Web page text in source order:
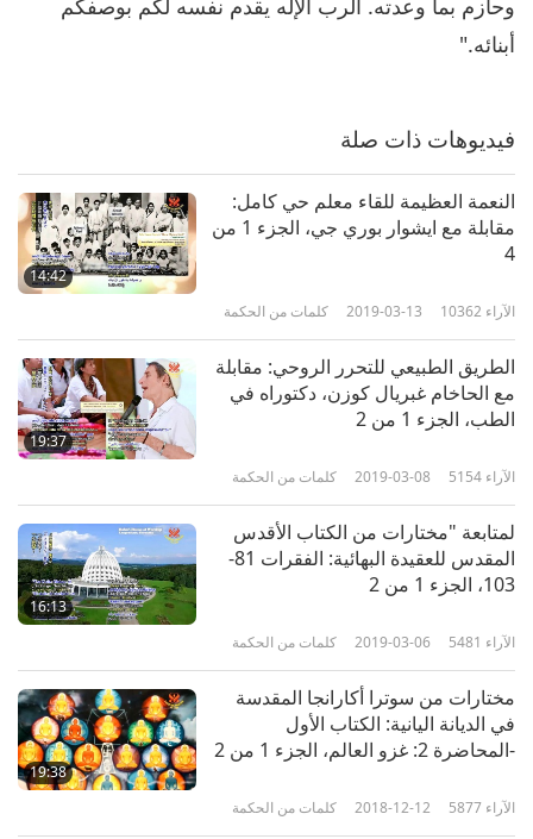
وحازم بما وعدته. الرب الإله يقدم نفسه لكم بوصفكم
أبنائه."
فيديوهات ذات صلة
14:42
النعمة العظيمة للقاء معلم حي كامل:
مقابلة مع ايشوار بوري جي، الجزء 1 من
4‏
كلمات من الحكمة 2019-03-13 10362 الآراء
19:37
الطريق الطبيعي للتحرر الروحي: مقابلة
مع الحاخام غبريال كوزن، دكتوراه في
الطب، الجزء 1 من 2‏
كلمات من الحكمة 2019-03-08 5154 الآراء
16:13
لمتابعة "مختارات من الكتاب الأقدس
المقدس للعقيدة البهائية: الفقرات 81-
103، الجزء 1 من 2‏
كلمات من الحكمة 2019-03-06 5481 الآراء
19:38
مختارات من سوترا أكارانجا المقدسة
في الديانة اليانية: الكتاب الأول
-المحاضرة 2: غزو العالم، الجزء 1 من 2‏
كلمات من الحكمة 2018-12-12 5877 الآراء